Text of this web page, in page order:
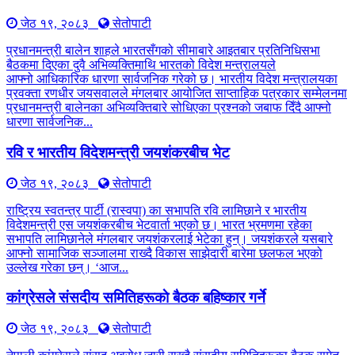
जेठ १९, २०८३
सेतोपाटी
प्रधानमन्त्री बालेन शाहले भारतसँगको सीमाबारे आइतबार प्रतिनिधिसभा
बैठकमा दिएका दुवै अभिव्यक्तिमाथि भारतको विदेश मन्त्रालयले
आफ्नो आधिकारिक धारणा सार्वजनिक गरेको छ। भारतीय विदेश मन्त्रालयका
प्रवक्ता रणधीर जयसवालले मंगलबार आयोजित साप्ताहिक पत्रकार सम्मेलनमा
प्रधानमन्त्री बालेनका अभिव्यक्तिबारे सोधिएका प्रश्नको जबाफ दिँदै आफ्नो
धारणा सार्वजनिक...
रवि र भारतीय विदेशमन्त्री जयशंकरबीच भेट
जेठ १९, २०८३
सेतोपाटी
राष्ट्रिय स्वतन्त्र पार्टी (रास्वपा) का सभापति रवि लामिछाने र भारतीय
विदेशमन्त्री एस जयशंकरबीच भेटवार्ता भएको छ। भारत भ्रमणमा रहेका
सभापति लामिछानेले मंगलबार जयशंकरलाई भेटेका हुन्। जयशंकरले यसबारे
आफ्नो सामाजिक सञ्जालमा राख्दै विकास साझेदारी बारेमा छलफल भएको
उल्लेख गरेका छन्। ‘आज...
कांग्रेसले संसदीय समितिहरूकाे बैठक बहिष्कार गर्ने
जेठ १९, २०८३
सेतोपाटी